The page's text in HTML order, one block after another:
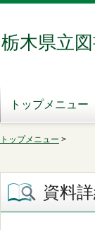
栃木県立
トップメニュー
トップメニュー >
資料